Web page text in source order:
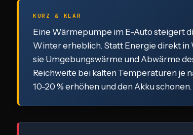
KURZ & KLAR
Eine Wärmepumpe im E-Auto steigert
Winter erheblich. Statt Energie direkt
sie Umgebungswärme und Abwärme
Reichweite bei kalten Temperaturen je
10-20 % erhöhen und den Akku schonen.